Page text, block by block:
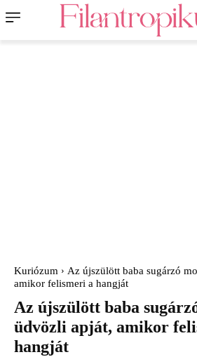
Kuriózum
Az újszülött baba sugárzó
amikor felismeri a hangját
Az újszülött baba
üdvözli apját, amikor
hangját